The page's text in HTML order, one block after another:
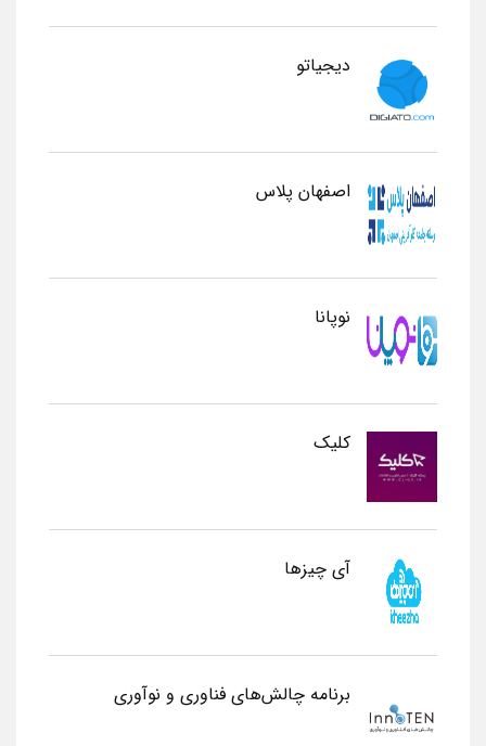
دیجیاتو
اصفهان پلاس
نوپانا
کلیک
آی چیزها
برنامه چالش‌های فناوری و نوآوری